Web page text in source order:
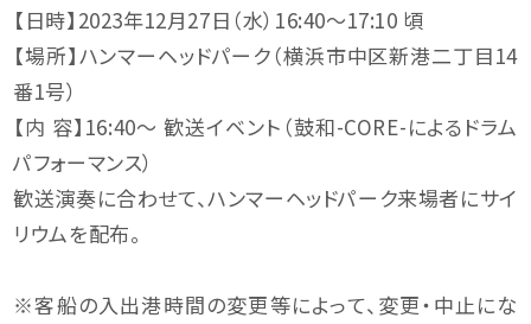
【日時】2023年12月27日（水）16:40～17:10 頃
【場所】ハンマーヘッドパーク（横浜市中区新港二丁目14
番1号）
【内 容】16:40～ 歓送イベント（鼓和-CORE-によるドラム
パフォーマンス）
歓送演奏に合わせて、ハンマーヘッドパーク来場者にサイ
リウムを配布。
※客船の入出港時間の変更等によって、変更・中止にな